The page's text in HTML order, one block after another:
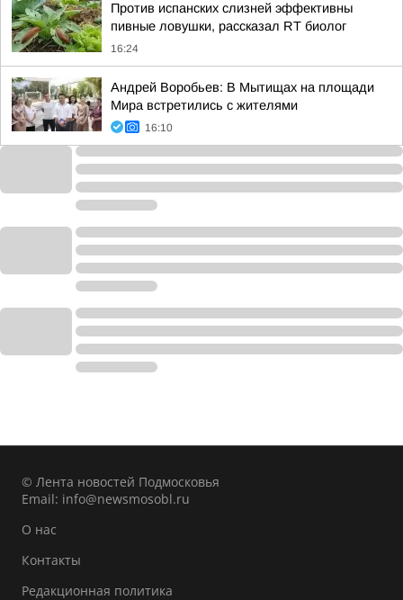
Против испанских слизней эффективны
пивные ловушки, рассказал RT биолог
16:24
Андрей Воробьев: В Мытищах на площади
Мира встретились с жителями
16:10
© Лента новостей Подмосковья
Email: info@newsmosobl.ru
О нас
Контакты
Редакционная политика